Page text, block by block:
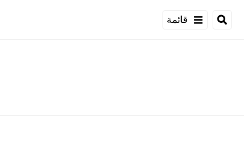
قائمة